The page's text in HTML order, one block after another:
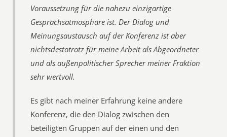
Voraussetzung für die nahezu einzigartige
Gesprächsatmosphäre ist. Der Dialog und
Meinungsaustausch auf der Konferenz ist aber
nichtsdestotrotz für meine Arbeit als Abgeordneter
und als außenpolitischer Sprecher meiner Fraktion
sehr wertvoll.
Es gibt nach meiner Erfahrung keine andere
Konferenz, die den Dialog zwischen den
beteiligten Gruppen auf der einen und den